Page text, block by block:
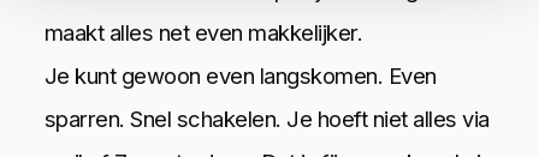
maakt alles net even makkelijker.
Je kunt gewoon even langskomen. Even
sparren. Snel schakelen. Je hoeft niet alles via